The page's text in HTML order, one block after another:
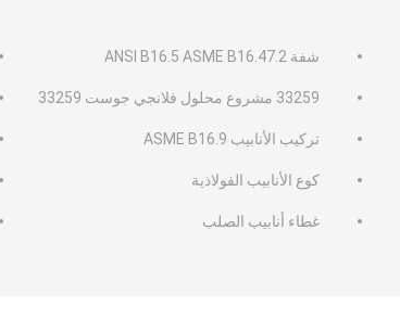
شفة ANSI B16.5 ASME B16.47.2
33259 مشروع محلول فلانجي جوست 33259
تركيب الأنابيب ASME B16.9
كوع الأنابيب الفولاذية
غطاء أنابيب الصلب